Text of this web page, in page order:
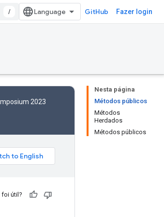
/ GitHub Fazer login
Nesta página
Métodos públicos
Métodos
Herdados
Métodos públicos
2023
foi útil?